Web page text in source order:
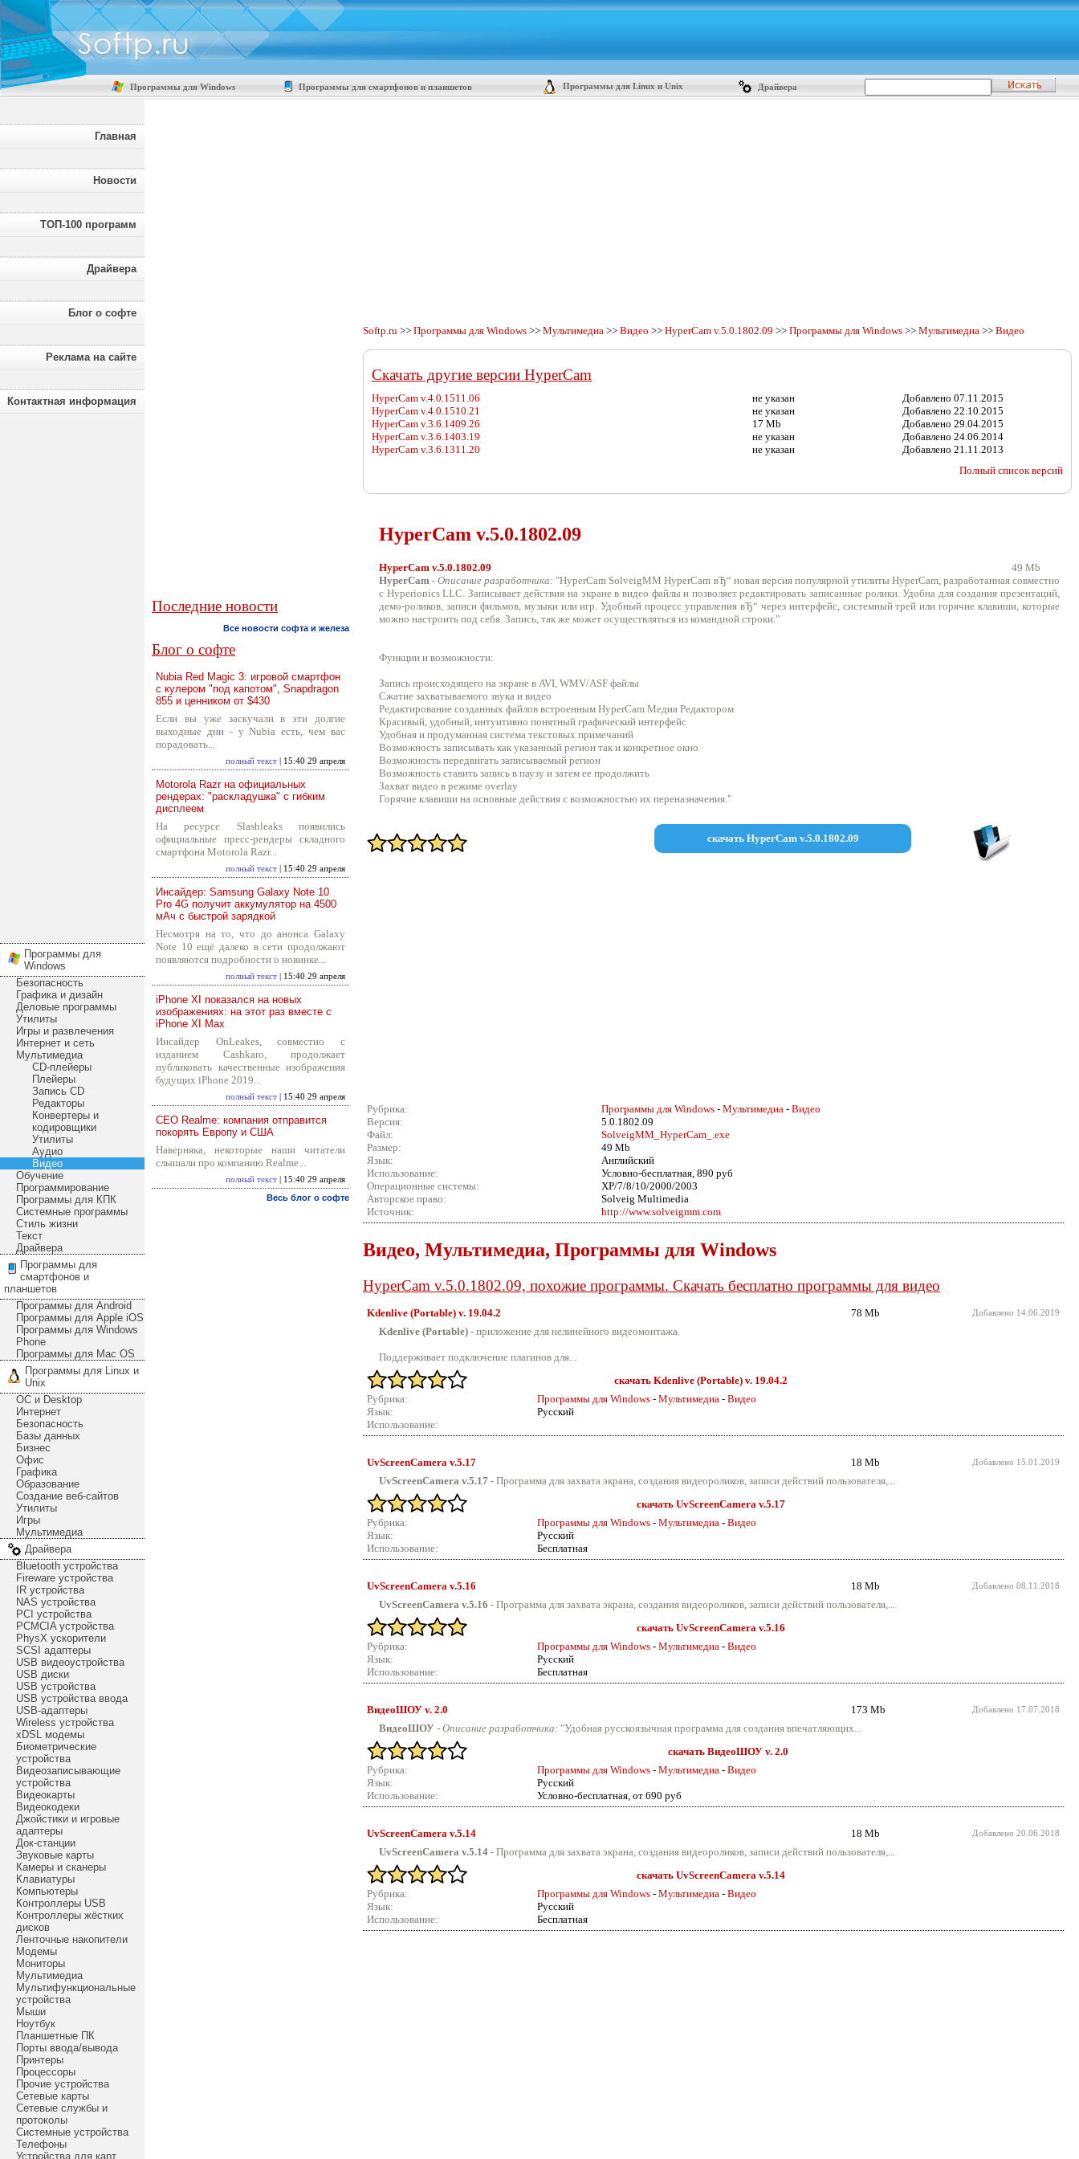
Программы для Windows Программы для смартфонов и планшетов Программы для Linux и Unix Драйвера
Главная
Новости
ТОП-100 программ
Драйвера
Блог о софте
Реклама на сайте
Контактная информация
Программы для
Windows
Безопасность
Графика и дизайн
Деловые программы
Утилиты
Игры и развлечения
Интернет и сеть
Мультимедиа
CD-плейеры
Плейеры
Запись CD
Редакторы
Конвертеры и
кодировщики
Утилиты
Аудио
Видео
Обучение
Программирование
Программы для КПК
Системные программы
Стиль жизни
Текст
Драйвера
Программы для
смартфонов и
планшетов
Программы для Android
Программы для Apple iOS
Программы для Windows
Phone
Программы для Mac OS
Программы для Linux и
Unix
ОС и Desktop
Интернет
Безопасность
Базы данных
Бизнес
Офис
Графика
Образование
Создание веб-сайтов
Утилиты
Игры
Мультимедиа
Драйвера
Bluetooth устройства
Fireware устройства
IR устройства
NAS устройства
PCI устройства
PCMCIA устройства
PhysX ускорители
SCSI адаптеры
USB видеоустройства
USB диски
USB устройства
USB устройства ввода
USB-адаптеры
Wireless устройства
xDSL модемы
Биометрические
устройства
Видеозаписывающие
устройства
Видеокарты
Видеокодеки
Джойстики и игровые
адаптеры
Док-станции
Звуковые карты
Камеры и сканеры
Клавиатуры
Компьютеры
Контроллеры USB
Контроллеры жёстких
дисков
Ленточные накопители
Модемы
Мониторы
Мультимедиа
Мультифункциональные
устройства
Мыши
Ноутбук
Планшетные ПК
Порты ввода/вывода
Принтеры
Процессоры
Прочие устройства
Сетевые карты
Сетевые службы и
протоколы
Системные устройства
Телефоны
Устройства для карт
Последние новости
Все новости софта и железа
Блог о софте
Nubia Red Magic 3: игровой смартфон
с кулером "под капотом", Snapdragon
855 и ценником от $430
Если вы уже заскучали в эти долгие
выходные дни - у Nubia есть, чем вас
порадовать...
полный текст | 15:40 29 апреля
Motorola Razr на официальных
рендерах: "раскладушка" с гибким
дисплеем
На ресурсе Slashleaks появились
официальные пресс-рендеры складного
смартфона Motorola Razr...
полный текст | 15:40 29 апреля
Инсайдер: Samsung Galaxy Note 10
Pro 4G получит аккумулятор на 4500
мАч с быстрой зарядкой
Несмотря на то, что до анонса Galaxy
Note 10 ещё далеко в сети продолжают
появляются подробности о новинке...
полный текст | 15:40 29 апреля
iPhone XI показался на новых
изображениях: на этот раз вместе с
iPhone XI Max
Инсайдер OnLeakes, совместно с
изданием Cashkaro, продолжает
публиковать качественные изображения
будущих iPhone 2019...
полный текст | 15:40 29 апреля
CEO Realme: компания отправится
покорять Европу и США
Наверняка, некоторые наши читатели
слышали про компанию Realme...
полный текст | 15:40 29 апреля
Весь блог о софте
Softp.ru >> Программы для Windows >> Мультимедиа >> Видео >> HyperCam v.5.0.1802.09 >> Программы для Windows >> Мультимедиа >> Видео
Cкачать другие версии HyperCam
HyperCam v.4.0.1511.06 не указан Добавлено 07.11.2015
HyperCam v.4.0.1510.21
не указан Добавлено 22.10.2015
HyperCam v.3.6.1409.26
17 Mb Добавлено 29.04.2015
HyperCam v.3.6.1403.19
не указан Добавлено 24.06.2014
HyperCam v.3.6.1311.20
не указан Добавлено 21.11.2013
Полный список версий
HyperCam v.5.0.1802.09
HyperCam v.5.0.1802.09
49 Mb
HyperCam -Описание разработчика: "HyperCam SolveigMM HyperCam вЂ“ новая версия популярной утилиты HyperCam, разработанная совместно
с Hyperionics LLC. Записывает действия на экране в видео файлы и позволяет редактировать записанные ролики. Удобна для создания презентаций,
демо-роликов, записи фильмов, музыки или игр. Удобный процесс управления вЂ“ через интерфейс, системный трей или горячие клавиши, которые
можно настроить под себя. Запись, так же может осуществляться из командной строки."
Функции и возможности:
Запись происходящего на экране в AVI, WMV/ASF файлы
Сжатие захватываемого звука и видео
Редактирование созданных файлов встроенным HyperCam Медиа Редактором
Красивый, удобный, интуитивно понятный графический интерфейс
Удобная и продуманная система текстовых примечаний
Возможность записывать как указанный регион так и конкретное окно
Возможность передвигать записываемый регион
Возможность ставить запись в паузу и затем ее продолжить
Захват видео в режиме overlay
Горячие клавиши на основные действия с возможностью их переназначения."
скачать HyperCam v.5.0.1802.09
Рубрика: Программы для Windows - Мультимедиа - Видео
Версия:
5.0.1802.09
Файл:
SolveigMM_HyperCam_.exe
Размер:
49 Mb
Язык:
Английский
Использование:
Условно-бесплатная, 890 руб
Операционные системы:
XP/7/8/10/2000/2003
Авторское право:
Solveig Multimedia
Источник:
http://www.solveigmm.com
Видео, Мультимедиа, Программы для Windows
HyperCam v.5.0.1802.09, похожие программы. Скачать бесплатно программы для видео
Kdenlive (Portable) v. 19.04.2 78 Mb Добавлено 14.06.2019
Kdenlive (Portable) - приложение для нелинейного видеомонтажа.
Поддерживает подключение плагинов для...
скачать Kdenlive (Portable) v. 19.04.2
Рубрика:
Программы для Windows - Мультимедиа - Видео
Язык:
Русский
Использование:
UvScreenCamera v.5.17 18 Mb Добавлено 15.01.2019
UvScreenCamera v.5.17 - Программа для захвата экрана, создания видеороликов, записи действий пользователя,...
скачать UvScreenCamera v.5.17
Рубрика:
Программы для Windows - Мультимедиа - Видео
Язык:
Русский
Использование:
Бесплатная
UvScreenCamera v.5.16 18 Mb Добавлено 08.11.2018
UvScreenCamera v.5.16 - Программа для захвата экрана, создания видеороликов, записи действий пользователя,...
скачать UvScreenCamera v.5.16
Рубрика:
Программы для Windows - Мультимедиа - Видео
Язык:
Русский
Использование:
Бесплатная
ВидеоШОУ v. 2.0 173 Mb Добавлено 17.07.2018
ВидеоШОУ - Описание разработчика: "Удобная русскоязычная программа для создания впечатляющих...
скачать ВидеоШОУ v. 2.0
Рубрика:
Программы для Windows - Мультимедиа - Видео
Язык:
Русский
Использование:
Условно-бесплатная, от 690 руб
UvScreenCamera v.5.14 18 Mb Добавлено 20.06.2018
UvScreenCamera v.5.14 - Программа для захвата экрана, создания видеороликов, записи действий пользователя,...
скачать UvScreenCamera v.5.14
Рубрика:
Программы для Windows - Мультимедиа - Видео
Язык:
Русский
Использование:
Бесплатная